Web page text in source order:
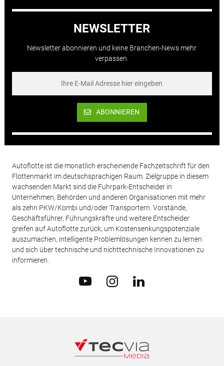
NEWSLETTER
Newsletter abonnieren und keine Branchen-News mehr
verpassen.
ABONNIEREN
Autoflotte ist die monatlich erscheinende Fachzeitschrift für den
Flottenmarkt im deutschsprachigen Raum. Zielgruppe in diesem
wachsenden Markt sind die Fuhrpark-Entscheider in
Unternehmen, Behörden und anderen Organisationen mit mehr
als zehn PKW/Kombi und/oder Transportern. Vorstände,
Geschäftsführer, Führungskräfte und weitere Entscheider
greifen auf Autoflotte zurück, um Kostensenkungspotenziale
auszumachen, intelligente Problemlösungen kennen zu lernen
und sich über technische und nichttechnische Innovationen zu
informieren.